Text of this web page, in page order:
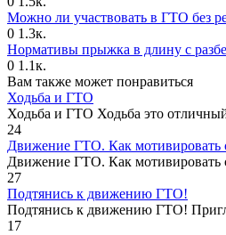
Можно ли участвовать в ГТО без
0 1.3к.
Нормативы прыжка в длину с
0 1.1к.
Вам также может понравиться
Ходьба и ГТО
Ходьба и ГТО Ходьба это
24
Движение ГТО. Как мотивировать
Движение ГТО. Как мотивировать
27
Подтянись к движению ГТО!
Подтянись к движению ГТО!
17